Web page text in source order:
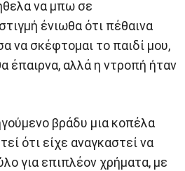
να μπω σε
ένιωθα ότι πέθαινα
να σκέφτομαι το παιδί μου,
έπαιρνα, αλλά η ντροπή ήταν
βράδυ μια κοπέλα
ότι είχε αναγκαστεί να
για επιπλέον χρήματα, με